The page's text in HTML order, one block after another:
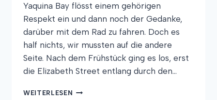
Yaquina Bay flösst einem gehörigen
Respekt ein und dann noch der Gedanke,
darüber mit dem Rad zu fahren. Doch es
half nichts, wir mussten auf die andere
Seite. Nach dem Frühstück ging es los, erst
die Elizabeth Street entlang durch den…
WEITERLESEN BRÜCKEN,